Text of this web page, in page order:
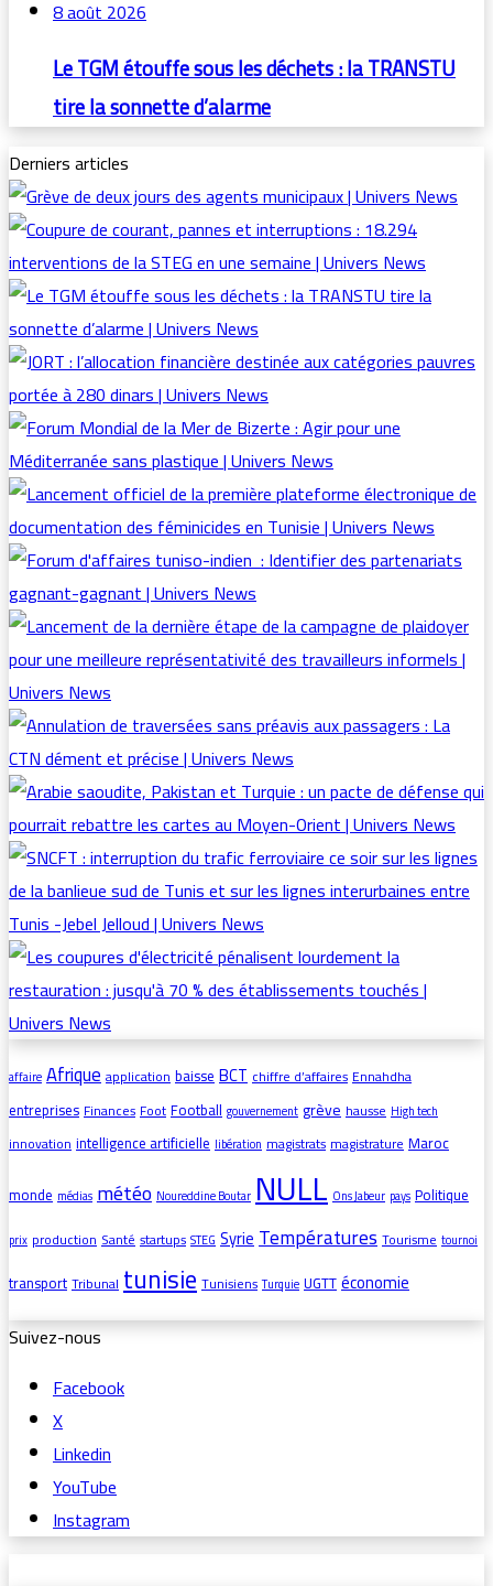
8 août 2026
Le TGM étouffe sous les déchets : la TRANSTU
tire la sonnette d’alarme
Derniers articles
affaire AfriqueapplicationbaisseBCTchiffre d’affairesEnnahdha
entreprisesFinancesFootFootball gouvernement grèvehausse High tech
innovationintelligence artificielle libération magistratsmagistratureMaroc
monde médias météo Noureddine Boutar NULL Ons Jabeur pays Politique
prix productionSantéstartups STEG SyrieTempératuresTourisme tournoi
transportTribunaltunisieTunisiens Turquie UGTTéconomie
Suivez-nous
Facebook
X
Linkedin
YouTube
Instagram